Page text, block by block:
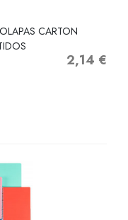
CARTON
Precio
2,14 €